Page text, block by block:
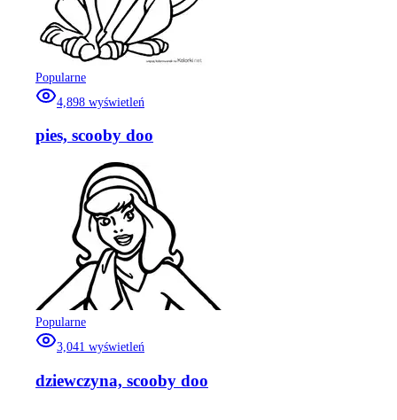
Popularne
4,898 wyświetleń
pies, scooby doo
Popularne
3,041 wyświetleń
dziewczyna, scooby doo